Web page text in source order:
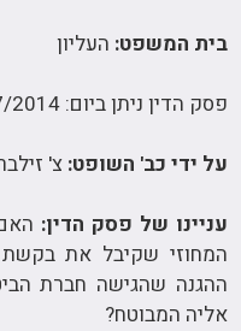
בית המשפט: העליון
פסק הדין ניתן ביום: 8/7/2014
על ידי כב' השופט:צ'
עניינו של פסק הדין:
המחוזי שקיבל את
ההגנה שהגישה חברת
אליה המבוטח?